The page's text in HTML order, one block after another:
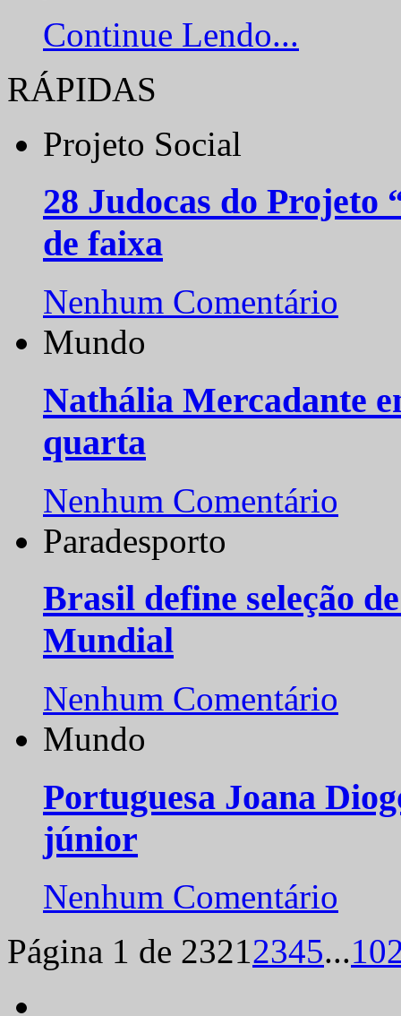
Continue Lendo...
RÁPIDAS
Projeto Social
28 Judocas do
de faixa
Nenhum Comentário
Mundo
Nathália Mercadante
quarta
Nenhum Comentário
Paradesporto
Brasil define seleção
Mundial
Nenhum Comentário
Mundo
Portuguesa Joana
júnior
Nenhum Comentário
Página 1 de 23212345...10